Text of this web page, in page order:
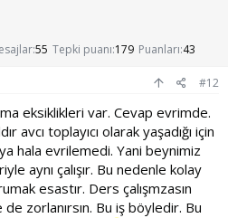
55 Tepki puanı 179 Puanları 43
#12
eksiklikleri var. Cevap evrimde.
avcı toplayıcı olarak yaşadığı için
hala evrilemedi. Yani beynimiz
aynı çalışır. Bu nedenle kolay
esastır. Ders çalışmzasın
zorlanırsın. Bu iş böyledir. Bu